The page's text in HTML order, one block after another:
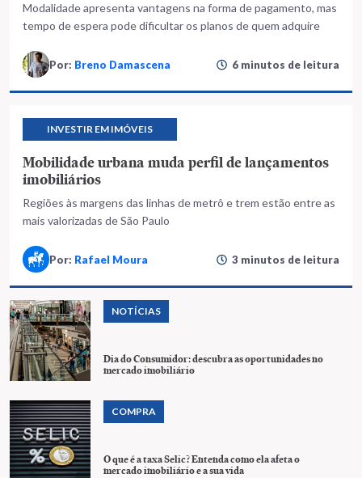
Modalidade apresenta vantagens na forma de pagamento, mas
tempo de espera pode dificultar os planos de quem adquire
Por: Breno Damascena 6 minutos de leitura
INVESTIR EM IMÓVEIS
Mobilidade urbana muda perfil de lançamentos
imobiliários
Regiões às margens das linhas de metrô e trem estão entre as
mais valorizadas de São Paulo
Por: Rafael Moura 3 minutos de leitura
NOTÍCIAS
Dia do Consumidor: descubra as oportunidades no
mercado imobiliário
COMPRA
O que é a taxa Selic? Entenda como ela afeta o
mercado imobiliário e a sua vida